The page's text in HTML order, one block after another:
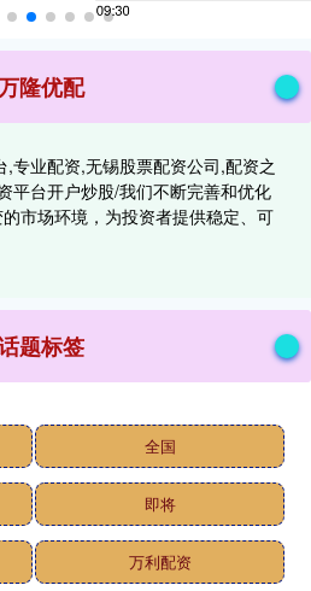
隆优配
专业配资,无锡股票配资公司,配资之
平台开户炒股/我们不断完善和优化
市场环境，为投资者提供稳定、可
题标签
全国
即将
万利配资